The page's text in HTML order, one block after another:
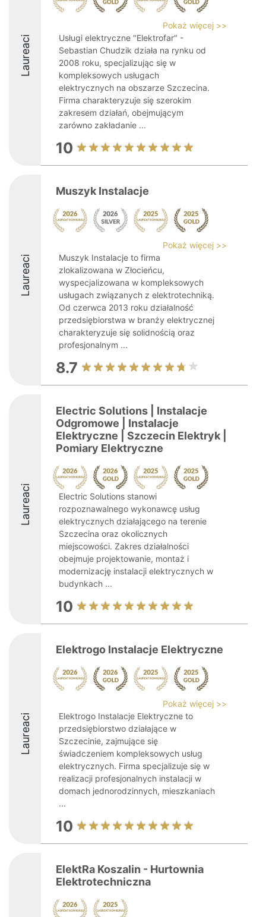
Laureaci
Pokaż więcej >>
Usługi elektryczne "Elektrofar" -
Sebastian Chudzik działa na rynku od
2008 roku, specjalizując się w
kompleksowych usługach
elektrycznych na obszarze Szczecina.
Firma charakteryzuje się szerokim
zakresem działań, obejmującym
zarówno zakładanie ...
10
Laureaci
Muszyk Instalacje
Pokaż więcej >>
Muszyk Instalacje to firma
zlokalizowana w Złocieńcu,
wyspecjalizowana w kompleksowych
usługach związanych z elektrotechniką.
Od czerwca 2013 roku działalność
przedsiębiorstwa w branży elektrycznej
charakteryzuje się solidnością oraz
profesjonalnym ...
8.7
Laureaci
Electric Solutions | Instalacje
Odgromowe | Instalacje
Elektryczne | Szczecin Elektryk |
Pomiary Elektryczne
Electric Solutions stanowi
rozpoznawalnego wykonawcę usług
elektrycznych działającego na terenie
Szczecina oraz okolicznych
miejscowości. Zakres działalności
obejmuje projektowanie, montaż i
modernizację instalacji elektrycznych w
budynkach ...
10
Laureaci
Elektrogo Instalacje Elektryczne
Pokaż więcej >>
Elektrogo Instalacje Elektryczne to
przedsiębiorstwo działające w
Szczecinie, zajmujące się
świadczeniem kompleksowych usług
elektrycznych. Firma specjalizuje się w
realizacji profesjonalnych instalacji w
domach jednorodzinnych, mieszkaniach
...
10
ElektRa Koszalin - Hurtownia
Elektrotechniczna